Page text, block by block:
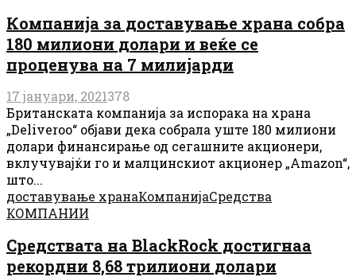
Компанија за доставување храна собра
180 милиони долари и веќе се
проценува на 7 милијарди
17 јануари, 2021378
Британската компанија за испорака на храна
„Deliveroo“ објави дека собрала уште 180 милиони
долари финансирање од сегашните акционери,
вклучувајќи го и малцинскиот акционер „Amazon“,
што...
доставување хранаКомпанијаСредства
КОМПАНИИ
Средствата на BlackRock достигнаа
рекордни 8,68 трилиони долари